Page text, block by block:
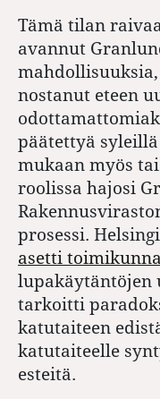
Tämä tilan
avannut
nostanut eteen
päätettyä
mukaan myös
roolissa hajosi
prosessi.
asetti
lupakäytäntöjen
tarkoitti
katutaiteen
katutaiteelle
esteitä.